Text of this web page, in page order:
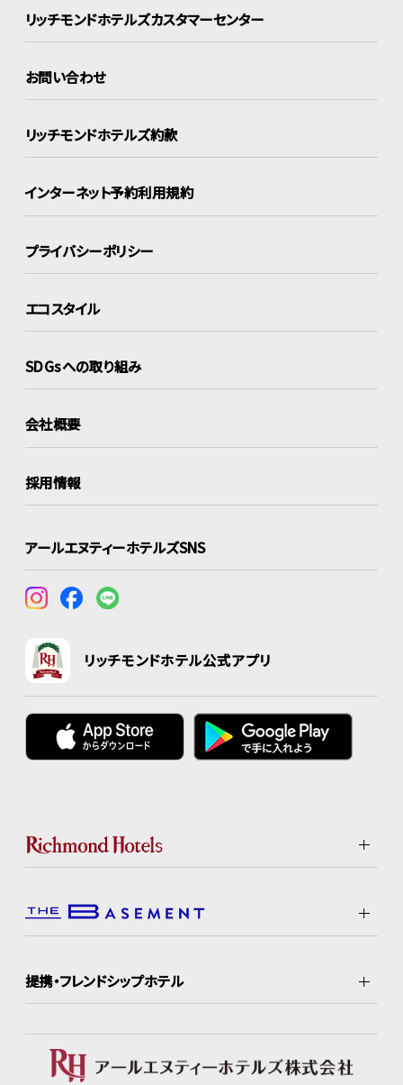
リッチモンドホテルズカスタマーセンター
お問い合わせ
リッチモンドホテルズ約款
インターネット予約利用規約
プライバシーポリシー
エコスタイル
SDGsへの取り組み
会社概要
採用情報
アールエヌティーホテルズSNS
リッチモンドホテル公式アプリ
提携・フレンドシップホテル